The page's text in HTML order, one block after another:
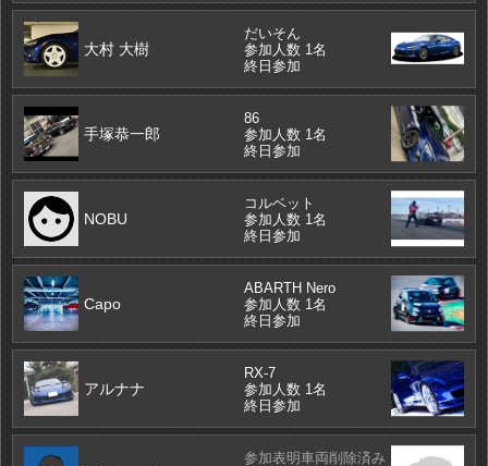
大村 大樹
だいそん
参加人数 1名
終日参加
手塚恭一郎
86
参加人数 1名
終日参加
NOBU
コルベット
参加人数 1名
終日参加
Capo
ABARTH Nero
参加人数 1名
終日参加
アルナナ
RX-7
参加人数 1名
終日参加
参加表明車両削除済み